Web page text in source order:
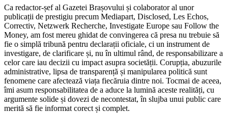
Ca redactor-șef al Gazetei Brașovului și colaborator al unor
publicații de prestigiu precum Mediapart, Disclosed, Les Echos,
Correctiv, Netzwerk Recherche, Investigate Europe sau Follow the
Money, am fost mereu ghidat de convingerea că presa nu trebuie să
fie o simplă tribună pentru declarații oficiale, ci un instrument de
investigare, de clarificare și, nu în ultimul rând, de responsabilizare a
celor care iau decizii cu impact asupra societății. Corupția, abuzurile
administrative, lipsa de transparență și manipularea politică sunt
fenomene care afectează viața fiecăruia dintre noi. Tocmai de aceea,
îmi asum responsabilitatea de a aduce la lumină aceste realități, cu
argumente solide și dovezi de necontestat, în slujba unui public care
merită să fie informat corect și complet.